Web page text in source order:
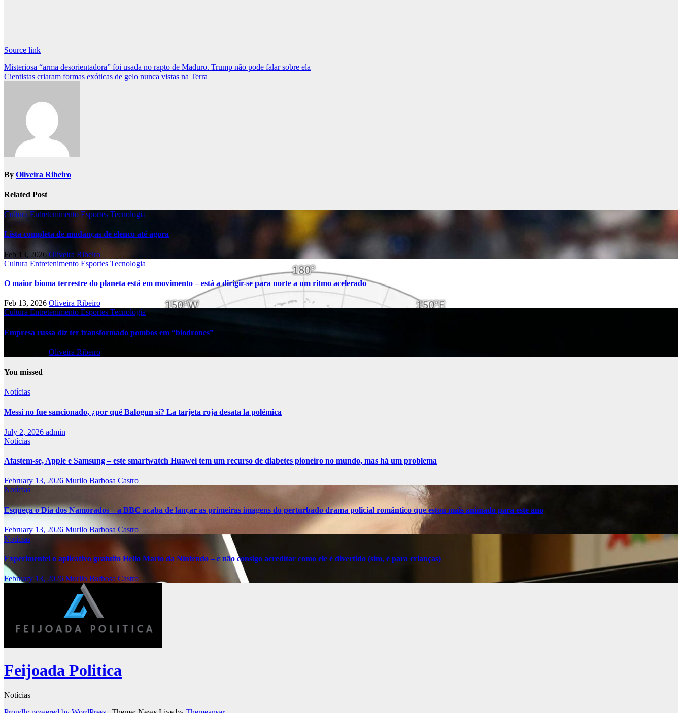
Source link
Post
navigation
Misteriosa “arma desorientadora” foi usada no rapto de Maduro. Trump não pode falar sobre ela
Cientistas criaram formas exóticas de gelo nunca vistas na Terra
By Oliveira Ribeiro
Related Post
Cultura Entretenimento Esportes Tecnologia
Lista completa de mudanças de elenco até agora
Feb 13, 2026 Oliveira Ribeiro
Cultura Entretenimento Esportes Tecnologia
O maior bioma terrestre do planeta está em movimento – está a dirigir-se para norte a um ritmo acelerado
Feb 13, 2026 Oliveira Ribeiro
Cultura Entretenimento Esportes Tecnologia
Empresa russa diz ter transformado pombos em “biodrones”
Oliveira Ribeiro
You missed
Notícias
Messi no fue sancionado, ¿por qué Balogun sí? La tarjeta roja desata la polémica
July 2, 2026 admin
Notícias
Afastem-se, Apple e Samsung – este smartwatch Huawei tem um recurso de diabetes pioneiro no mundo, mas há um problema
February 13, 2026 Murilo Barbosa Castro
Notícias
Esqueça o Dia dos Namorados – a BBC acaba de lançar as primeiras imagens do perturbado drama policial romântico que estou mais animado para este ano
February 13, 2026 Murilo Barbosa Castro
Notícias
Experimentei o aplicativo gratuito Hello Mario da Nintendo – e não consigo acreditar como ele é divertido (sim, é para crianças)
February 13, 2026 Murilo Barbosa Castro
Feijoada Politica
Notícias